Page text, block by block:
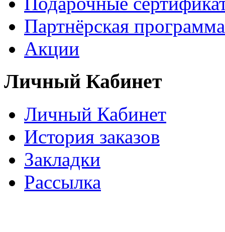
Партнёрская программа
Акции
Личный Кабинет
Личный Кабинет
История заказов
Закладки
Рассылка